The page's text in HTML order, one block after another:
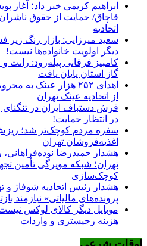
ابراهیم کریمی خبر داد؛ آغاز
قاچاق/ حمایت از حقوق
اتحادیه
سعید میرزایی: بازار رنگ زیر
دیگر اولویت خانواده‌ها نیست!
کامبیز فرقانی پیله‌رود:
گاز استان پایان یافت
اهدای ۲۵۲ هزار عینک
از اتحادیه عینک تهران
در انتظار حمایت!
اغذیه‌فروشان تهران
هشدار حمیدرضا
تهران؛ شبکه مویرگی تأمین
کوچک‌سازی
هشدار رئیس اتحادیه شوفاژ و
پرونده‌های مالیاتی» نیازمند
موبایل دیگر کالای لوکس
هزینه رجیستری و واردات